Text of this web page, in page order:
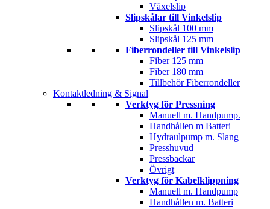
Växelslip
Slipskålar till Vinkelslip
Slipskål 100 mm
Slipskål 125 mm
Fiberrondeller till Vinkelslip
Fiber 125 mm
Fiber 180 mm
Tillbehör Fiberrondeller
Kontaktledning & Signal
Verktyg för Pressning
Manuell m. Handpump.
Handhållen m Batteri
Hydraulpump m. Slang
Presshuvud
Pressbackar
Övrigt
Verktyg för Kabelklippning
Manuell m. Handpump
Handhållen m. Batteri